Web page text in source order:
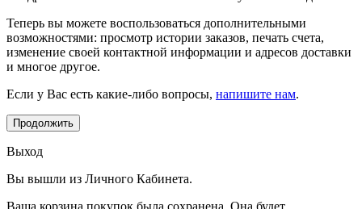
Теперь вы можете воспользоваться дополнительными
возможностями: просмотр истории заказов, печать счета,
изменение своей контактной информации и адресов доставки
и многое другое.
Если у Вас есть какие-либо вопросы, напишите нам.
Продолжить
Выход
Вы вышли из Личного Кабинета.